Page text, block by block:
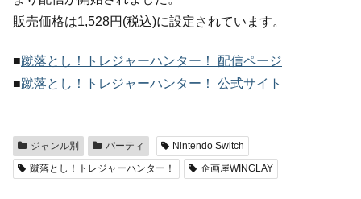
販売価格は1,528円(税込)に設定されています。
■蹴落とし！トレジャーハンター！ 配信ページ
■蹴落とし！トレジャーハンター！ 公式サイト
ジャンル別 パーティ
Nintendo Switch
蹴落とし！トレジャーハンター！
企画屋WINGLAY